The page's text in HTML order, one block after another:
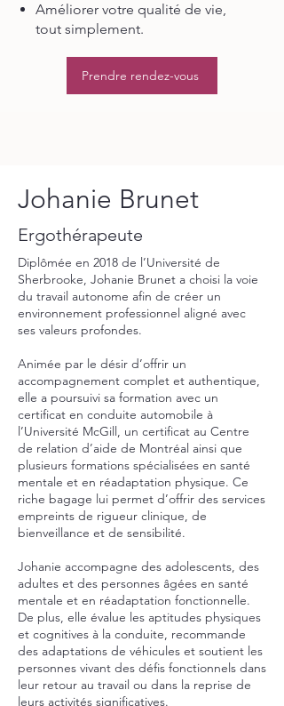
Améliorer votre qualité de vie,
tout simplement.
Prendre rendez-vous
Johanie Brunet
Ergothérapeute
Diplômée en 2018 de l’Université de
Sherbrooke, Johanie Brunet a choisi la voie
du travail autonome afin de créer un
environnement professionnel aligné avec
ses valeurs profondes.
Animée par le désir d’offrir un
accompagnement complet et authentique,
elle a poursuivi sa formation avec un
certificat en conduite automobile à
l’Université McGill, un certificat au Centre
de relation d’aide de Montréal ainsi que
plusieurs formations spécialisées en santé
mentale et en réadaptation physique. Ce
riche bagage lui permet d’offrir des services
empreints de rigueur clinique, de
bienveillance et de sensibilité.
Johanie accompagne des adolescents, des
adultes et des personnes âgées en santé
mentale et en réadaptation fonctionnelle.
De plus, elle évalue les aptitudes physiques
et cognitives à la conduite, recommande
des adaptations de véhicules et soutient les
personnes vivant des défis fonctionnels dans
leur retour au travail ou dans la reprise de
leurs activités significatives.